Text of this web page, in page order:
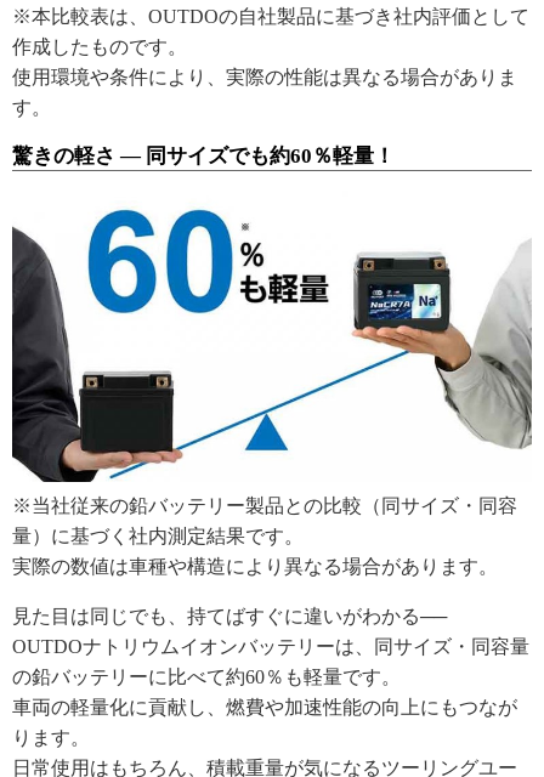
※本比較表は、OUTDOの自社製品に基づき社内評価として
作成したものです。
使用環境や条件により、実際の性能は異なる場合がありま
す。
驚きの軽さ ― 同サイズでも約60％軽量！
※当社従来の鉛バッテリー製品との比較（同サイズ・同容
量）に基づく社内測定結果です。
実際の数値は車種や構造により異なる場合があります。
見た目は同じでも、持てばすぐに違いがわかる──
OUTDOナトリウムイオンバッテリーは、同サイズ・同容量
の鉛バッテリーに比べて約60％も軽量です。
車両の軽量化に貢献し、燃費や加速性能の向上にもつなが
ります。
日常使用はもちろん、積載重量が気になるツーリングユー